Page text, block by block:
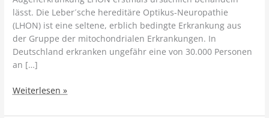
lässt. Die Leber´sche hereditäre Optikus-Neuropathie
(LHON) ist eine seltene, erblich bedingte Erkrankung aus
der Gruppe der mitochondrialen Erkrankungen. In
Deutschland erkranken ungefähr eine von 30.000 Personen
an […]
LHON:
der
Weiterlesen »